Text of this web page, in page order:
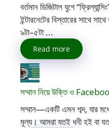
বর্তমান ডিজিটাল যুগে
ইন্টারনেটের বিস্তারের সাথে
৯টা–৫টা ...
Read more
সম্মান নিয়ে উক্তি ও
সম্মান—একটি এমন শব্দ, যার
মূল্য। আমরা যতই ধনী হই বা